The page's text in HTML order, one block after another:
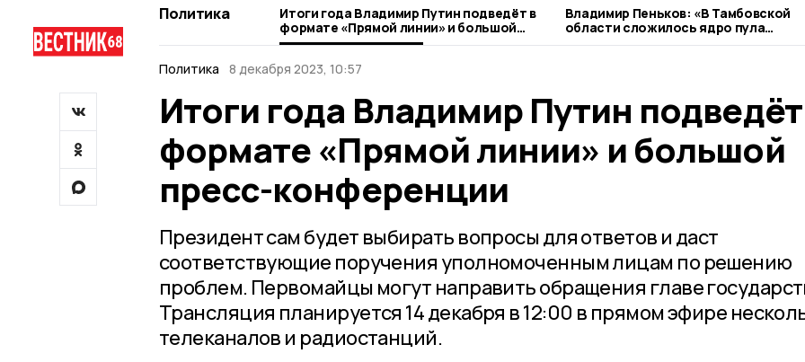
Политика
Итоги года Владимир Путин подведёт в
формате «Прямой линии» и большой
пресс-конференции
Владимир Пеньков: «В Тамбовской
области сложилось ядро пула
гражданских активистов»
Политика
8 декабря 2023, 10:57
Итоги года Владимир Путин
формате «Прямой линии» и большой
пресс-конференции
Президент сам будет выбирать вопросы для ответов и даст
соответствующие поручения уполномоченным лицам по решению
проблем. Первомайцы могут направить обращения главе
Трансляция планируется 14 декабря в 12:00 в прямом эфире
телеканалов и радиостанций.